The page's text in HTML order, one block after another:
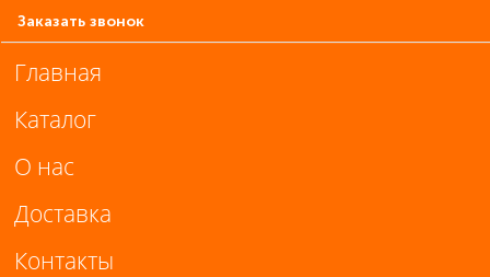
Заказать звонок
Главная
Каталог
О нас
Доставка
Контакты